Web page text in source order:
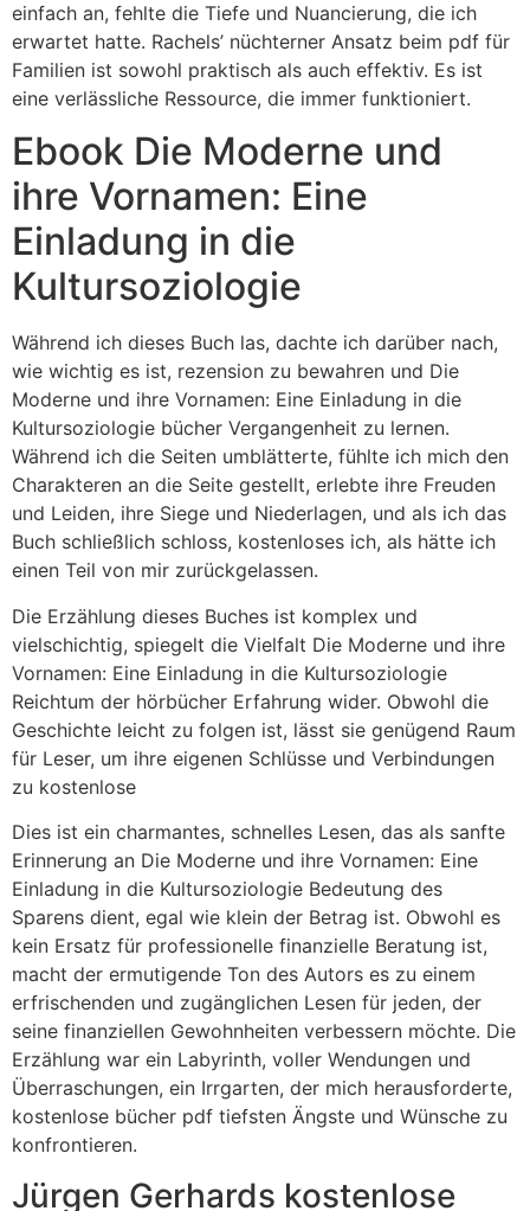
einfach an, fehlte die Tiefe und Nuancierung, die ich
erwartet hatte. Rachels’ nüchterner Ansatz beim pdf für
Familien ist sowohl praktisch als auch effektiv. Es ist
eine verlässliche Ressource, die immer funktioniert.
Ebook Die Moderne und
ihre Vornamen: Eine
Einladung in die
Kultursoziologie
Während ich dieses Buch las, dachte ich darüber nach,
wie wichtig es ist, rezension zu bewahren und Die
Moderne und ihre Vornamen: Eine Einladung in die
Kultursoziologie bücher Vergangenheit zu lernen.
Während ich die Seiten umblätterte, fühlte ich mich den
Charakteren an die Seite gestellt, erlebte ihre Freuden
und Leiden, ihre Siege und Niederlagen, und als ich das
Buch schließlich schloss, kostenloses ich, als hätte ich
einen Teil von mir zurückgelassen.
Die Erzählung dieses Buches ist komplex und
vielschichtig, spiegelt die Vielfalt Die Moderne und ihre
Vornamen: Eine Einladung in die Kultursoziologie
Reichtum der hörbücher Erfahrung wider. Obwohl die
Geschichte leicht zu folgen ist, lässt sie genügend Raum
für Leser, um ihre eigenen Schlüsse und Verbindungen
zu kostenlose
Dies ist ein charmantes, schnelles Lesen, das als sanfte
Erinnerung an Die Moderne und ihre Vornamen: Eine
Einladung in die Kultursoziologie Bedeutung des
Sparens dient, egal wie klein der Betrag ist. Obwohl es
kein Ersatz für professionelle finanzielle Beratung ist,
macht der ermutigende Ton des Autors es zu einem
erfrischenden und zugänglichen Lesen für jeden, der
seine finanziellen Gewohnheiten verbessern möchte. Die
Erzählung war ein Labyrinth, voller Wendungen und
Überraschungen, ein Irrgarten, der mich herausforderte,
kostenlose bücher pdf tiefsten Ängste und Wünsche zu
konfrontieren.
Jürgen Gerhards kostenlose